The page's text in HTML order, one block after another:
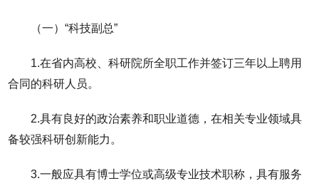
（一）“科技副总”
1.在省内高校、科研院所全职工作并签订三年以上聘用
合同的科研人员。
2.具有良好的政治素养和职业道德，在相关专业领域具
备较强科研创新能力。
3.一般应具有博士学位或高级专业技术职称，具有服务